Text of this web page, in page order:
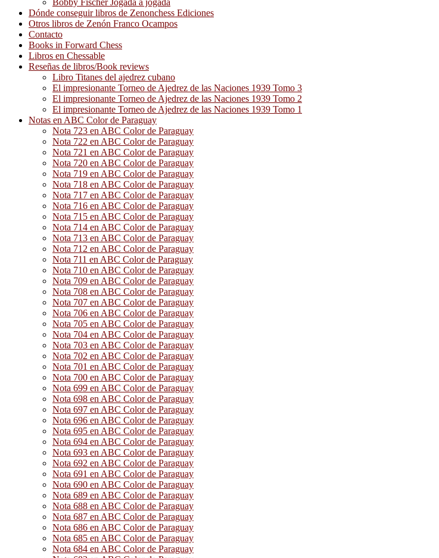
Bobby Fischer Jogada a jogada
Dónde conseguir libros de Zenonchess Ediciones
Otros libros de Zenón Franco Ocampos
Contacto
Books in Forward Chess
Libros en Chessable
Reseñas de libros/Book reviews
Libro Titanes del ajedrez cubano
El impresionante Torneo de Ajedrez de las Naciones 1939 Tomo 3
El impresionante Torneo de Ajedrez de las Naciones 1939 Tomo 2
El impresionante Torneo de Ajedrez de las Naciones 1939 Tomo 1
Notas en ABC Color de Paraguay
Nota 723 en ABC Color de Paraguay
Nota 722 en ABC Color de Paraguay
Nota 721 en ABC Color de Paraguay
Nota 720 en ABC Color de Paraguay
Nota 719 en ABC Color de Paraguay
Nota 718 en ABC Color de Paraguay
Nota 717 en ABC Color de Paraguay
Nota 716 en ABC Color de Paraguay
Nota 715 en ABC Color de Paraguay
Nota 714 en ABC Color de Paraguay
Nota 713 en ABC Color de Paraguay
Nota 712 en ABC Color de Paraguay
Nota 711 en ABC Color de Paraguay
Nota 710 en ABC Color de Paraguay
Nota 709 en ABC Color de Paraguay
Nota 708 en ABC Color de Paraguay
Nota 707 en ABC Color de Paraguay
Nota 706 en ABC Color de Paraguay
Nota 705 en ABC Color de Paraguay
Nota 704 en ABC Color de Paraguay
Nota 703 en ABC Color de Paraguay
Nota 702 en ABC Color de Paraguay
Nota 701 en ABC Color de Paraguay
Nota 700 en ABC Color de Paraguay
Nota 699 en ABC Color de Paraguay
Nota 698 en ABC Color de Paraguay
Nota 697 en ABC Color de Paraguay
Nota 696 en ABC Color de Paraguay
Nota 695 en ABC Color de Paraguay
Nota 694 en ABC Color de Paraguay
Nota 693 en ABC Color de Paraguay
Nota 692 en ABC Color de Paraguay
Nota 691 en ABC Color de Paraguay
Nota 690 en ABC Color de Paraguay
Nota 689 en ABC Color de Paraguay
Nota 688 en ABC Color de Paraguay
Nota 687 en ABC Color de Paraguay
Nota 686 en ABC Color de Paraguay
Nota 685 en ABC Color de Paraguay
Nota 684 en ABC Color de Paraguay